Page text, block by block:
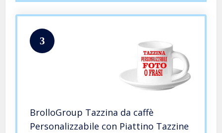
3
BrolloGroup Tazzina da caffè
Personalizzabile con Piattino Tazzine